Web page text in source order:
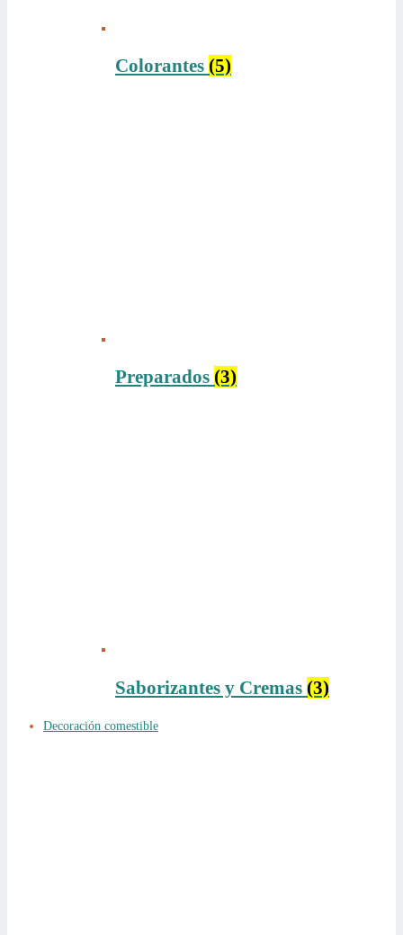
Colorantes (5)
Preparados (3)
Saborizantes y Cremas (3)
Decoración comestible